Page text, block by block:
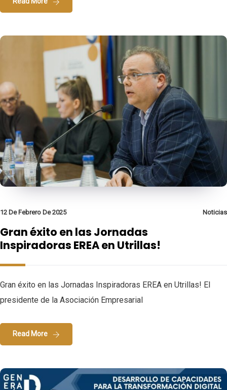
12 De Febrero De 2025 Noticias
Gran éxito en las Jornadas
Inspiradoras EREA en Utrillas!
Gran éxito en las Jornadas Inspiradoras EREA en Utrillas! El
presidente de la Asociación Empresarial
Read More